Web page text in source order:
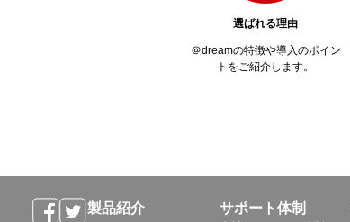
選ばれる理由
＠dreamの特徴や導入のポイン
トをご紹介します。
製品紹介 サポート体制